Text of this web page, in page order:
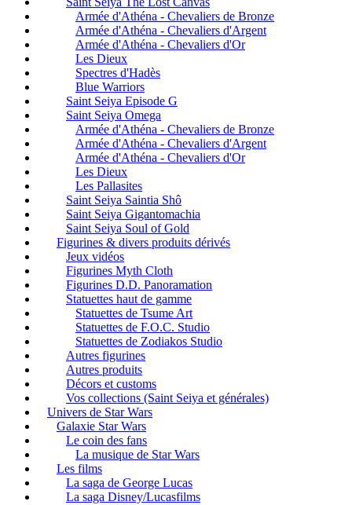
Armée d'Athéna - Chevaliers de Bronze
Armée d'Athéna - Chevaliers d'Argent
Armée d'Athéna - Chevaliers d'Or
Les Dieux
Spectres d'Hadès
Blue Warriors
Saint Seiya Episode G
Saint Seiya Omega
Armée d'Athéna - Chevaliers de Bronze
Armée d'Athéna - Chevaliers d'Argent
Armée d'Athéna - Chevaliers d'Or
Les Dieux
Les Pallasites
Saint Seiya Saintia Shô
Saint Seiya Gigantomachia
Saint Seiya Soul of Gold
Figurines & divers produits dérivés
Jeux vidéos
Figurines Myth Cloth
Figurines D.D. Panoramation
Statuettes haut de gamme
Statuettes de Tsume Art
Statuettes de F.O.C. Studio
Statuettes de Zodiakos Studio
Autres figurines
Autres produits
Décors et customs
Vos collections (Saint Seiya et générales)
Univers de Star Wars
Galaxie Star Wars
Le coin des fans
La musique de Star Wars
Les films
La saga de George Lucas
La saga Disney/Lucasfilms